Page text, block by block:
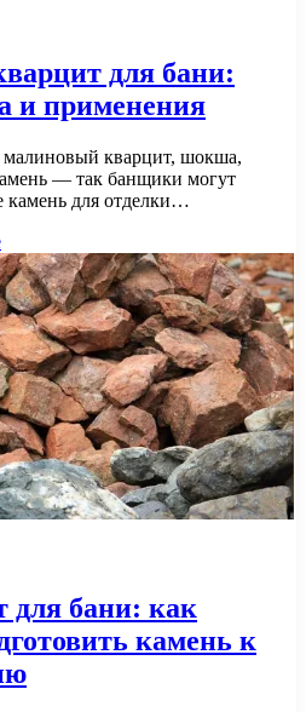
для бани:
и применения
кварцит, шокша,
— так банщики могут
камень для отделки…
для бани: как
камень к